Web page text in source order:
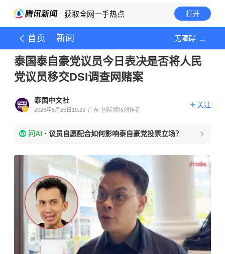
· 获取全网一手热点 打开
首页 新闻 无障碍
泰国泰自豪党议员今日表决是否将人民
党议员移交DSI调查网赌案
泰国中文社
2026年5月26日19:29 广东 国际领域创作者
关注
问AI · 议员自愿配合如何影响泰自豪党投票立场？